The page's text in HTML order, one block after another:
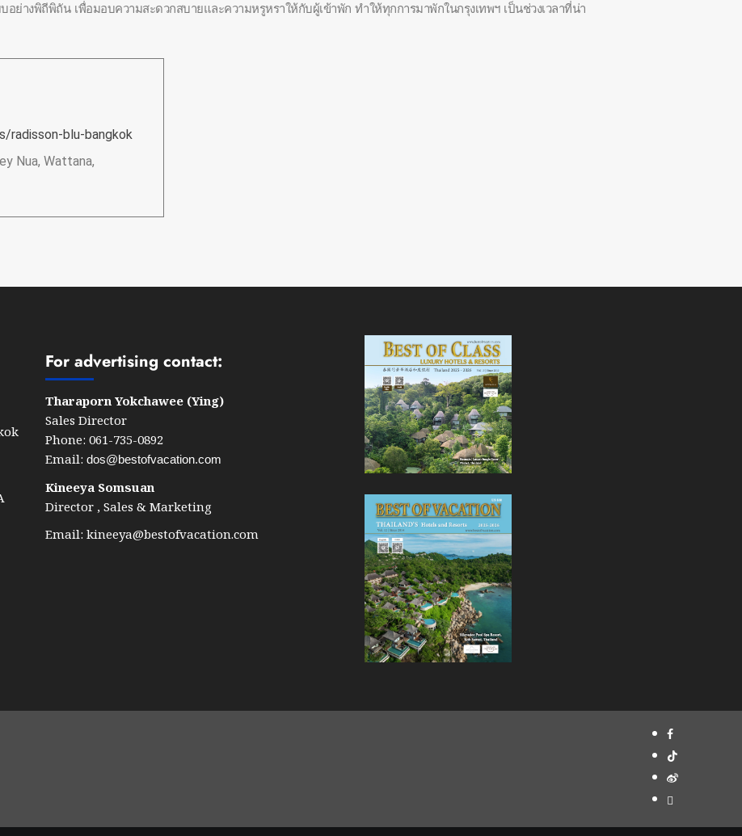
อย่างพิถีพิถัน เพื่อมอบความสะดวกสบายและความหรูหราให้กับผู้เข้าพัก ทำให้ทุกการมาพักในกรุงเทพฯ เป็นช่วงเวลาที่น่า
radisson-blu-bangkok
Nua, Wattana,
For advertising contact:
Tharaporn Yokchawee (Ying)
Sales Director
Phone: 061-735-0892
Email: dos@bestofvacation.com
Kineeya Somsuan
Director , Sales & Marketing
Email: kineeya@bestofvacation.com